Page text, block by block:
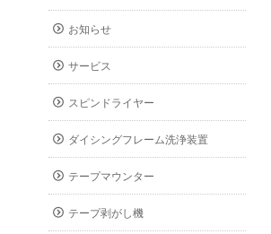
お知らせ
サービス
スピンドライヤー
ダイシングフレーム洗浄装置
テープマウンター
テープ剥がし機